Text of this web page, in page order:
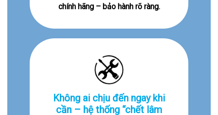
chính hãng – bảo hành rõ ràng.
Không ai chịu đến ngay khi
cần – hệ thống “chết lâm